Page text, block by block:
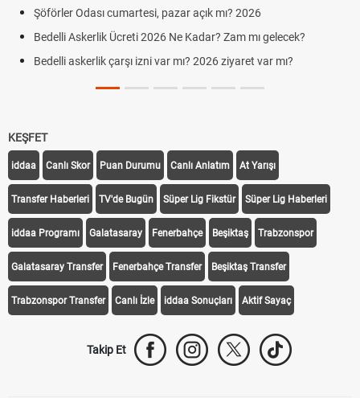
Şöförler Odası cumartesi, pazar açık mı? 2026
Bedelli Askerlik Ücreti 2026 Ne Kadar? Zam mı gelecek?
Bedelli askerlik çarşı izni var mı? 2026 ziyaret var mı?
KEŞFET
iddaa Canlı Skor Puan Durumu Canlı Anlatım At Yarışı
Transfer Haberleri TV'de Bugün Süper Lig Fikstür Süper Lig Haberleri
iddaa Programı Galatasaray Fenerbahçe Beşiktaş Trabzonspor
Galatasaray Transfer Fenerbahçe Transfer Beşiktaş Transfer
Trabzonspor Transfer Canlı İzle iddaa Sonuçları Aktif Sayaç
Takip Et